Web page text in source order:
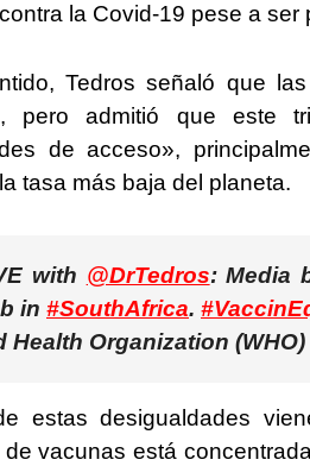
la Covid-19 pese a
Tedros señaló que
pero admitió que este
de acceso»,
tasa más baja del planeta.
with @DrTedros: Media
in #SouthAfrica.
Organization (WHO)
estas desigualdades
vacunas está